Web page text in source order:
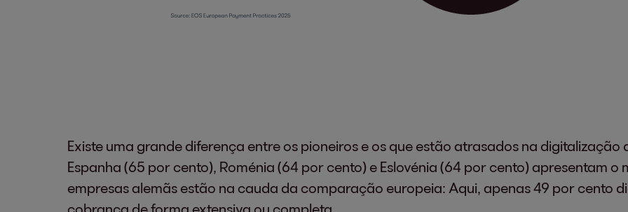
Existe uma grande diferença entre os pioneiros e os que estão atrasados na
Espanha (65 por cento), Roménia (64 por cento) e Eslovénia (64 por cento) apresentam
empresas alemãs estão na cauda da comparação europeia: Aqui, apenas 49 por cento
cobrança de forma extensiva ou completa.